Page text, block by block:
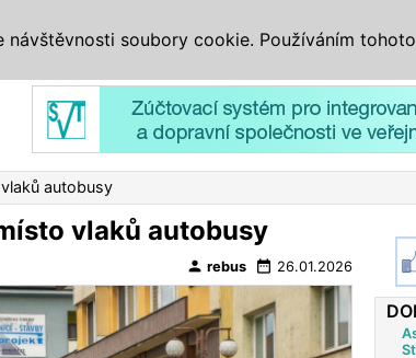
autobusy
vlaků autobusy
person rebus date_range 26.01.2026
soubory cookie. Používáním